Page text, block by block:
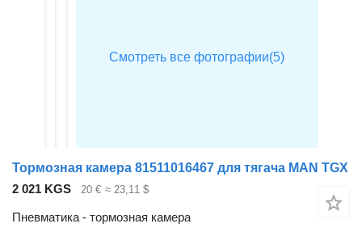
Тормозная камера 81511016467 для тягача MAN TGX
2 021 KGS
20 € ≈ 23,11 $
Пневматика - тормозная камера